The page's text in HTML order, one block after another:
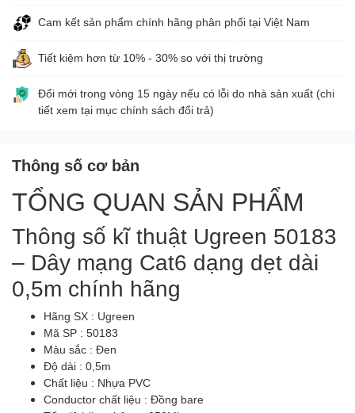
Cam kết sản phẩm chính hãng phân phối tại Việt Nam
Tiết kiệm hơn từ 10% - 30% so với thị trường
Đổi mới trong vòng 15 ngày nếu có lỗi do nhà sản xuất (chi
tiết xem tại mục chính sách đổi trả)
Thông số cơ bản
TỔNG QUAN SẢN PHẨM
Thông số kĩ thuật Ugreen 50183
– Dây mạng Cat6 dạng dẹt dài
0,5m chính hãng
Hãng SX : Ugreen
Mã SP : 50183
Màu sắc : Đen
Độ dài : 0,5m
Chất liệu : Nhựa PVC
Conductor chất liệu : Đồng bare